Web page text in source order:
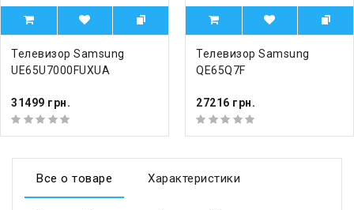
Телевизор Samsung
UE65U7000FUXUA
31499 грн.
Телевизор Samsung
QE65Q7F
27216 грн.
Все о товаре Характеристики